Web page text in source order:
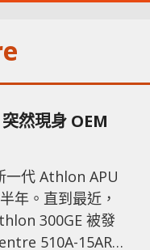
然現身 OEM
一代 Athlon APU
年。直到最近，
510A-15ARR